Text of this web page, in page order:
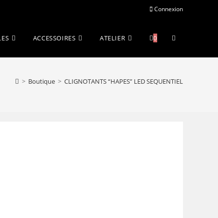
Connexion
ACCESSOIRES ATELIER 0 Toggle
> Boutique > CLIGNOTANTS “HAPES” LED SEQUENTIEL